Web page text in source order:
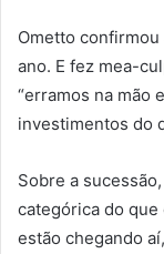
Ometto
ano. E fez mea-
“erramos na mão
investimentos do
Sobre a
categórica do que
estão chegando